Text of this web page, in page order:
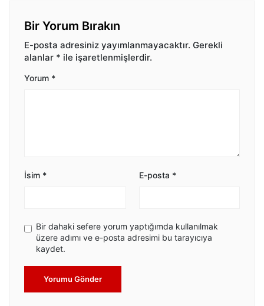
Bir Yorum Bırakın
E-posta adresiniz yayımlanmayacaktır. Gerekli
alanlar * ile işaretlenmişlerdir.
Yorum *
İsim * E-posta *
Bir dahaki sefere yorum yaptığımda kullanılmak
üzere adımı ve e-posta adresimi bu tarayıcıya
kaydet.
Yorumu Gönder